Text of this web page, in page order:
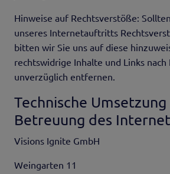
Hinweise auf Rechtsverstöße:
unseres Internetauftritts
bitten wir Sie uns auf diese
rechtswidrige Inhalte und Links nach
unverzüglich entfernen.
Technische Umsetzung
Betreuung des
Visions Ignite GmbH
Weingarten 11